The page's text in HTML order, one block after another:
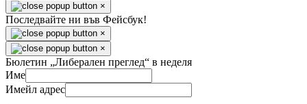
×
Последвайте ни във Фейсбук!
×
×
Бюлетин „Либерален преглед“ в неделя
Име
Имейл адрес